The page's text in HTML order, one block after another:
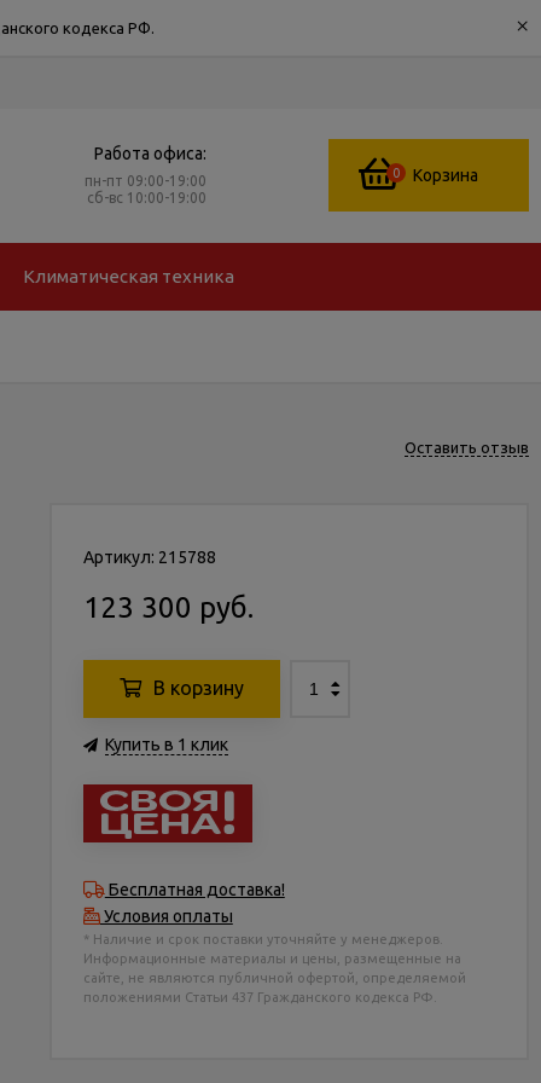
кодекса РФ. ×
Работа офиса:
пн-пт 09:00-19:00
сб-вс 10:00-19:00
0 Корзина
Климатическая техника
Оставить отзыв
Артикул: 215788
123 300 руб.
В корзину
Купить в 1 клик
Бесплатная доставка!
Условия оплаты
* Наличие и срок поставки уточняйте у менеджеров.
Информационные материалы и цены, размещенные на
сайте, не являются публичной офертой, определяемой
положениями Статьи 437 Гражданского кодекса РФ.